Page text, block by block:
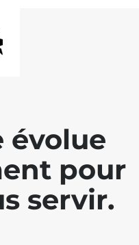
évolue
pour
servir.